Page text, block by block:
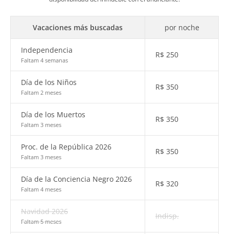
Vacaciones más buscadas por noche
Independencia
Faltam 4 semanas
R$ 250
Día de los Niños
Faltam 2 meses
R$ 350
Día de los Muertos
Faltam 3 meses
R$ 350
Proc. de la República 2026
Faltam 3 meses
R$ 350
Día de la Conciencia Negro 2026
Faltam 4 meses
R$ 320
Navidad 2026
Faltam 5 meses
Indisp.